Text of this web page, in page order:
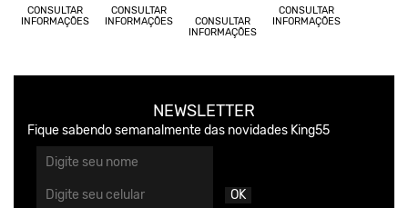
CONSULTAR
INFORMAÇÕES
CONSULTAR
INFORMAÇÕES
CONSULTAR
INFORMAÇÕES
CONSULTAR
INFORMAÇÕES
NEWSLETTER
Fique sabendo semanalmente das novidades King55
OK